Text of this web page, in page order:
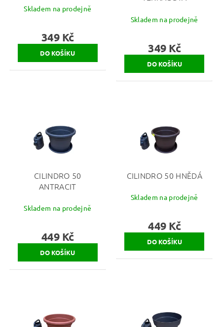
Skladem na prodejně
349 Kč
Skladem na prodejně
349 Kč
CILINDRO 50
ANTRACIT
Skladem na prodejně
449 Kč
CILINDRO 50 HNĚDÁ
Skladem na prodejně
449 Kč